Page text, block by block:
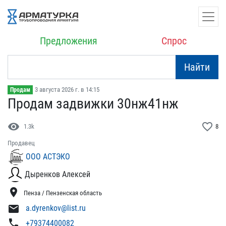
Предложения Спрос
Найти
Продам 3 августа 2026 г. в 14:15
Продам задвижки 30нж41нж
visibility 1.3k favorite_border 8
Продавец
ООО АСТЭКО
Дыренков Алексей
location_on Пенза / Пензенская область
mail a.dyrenkov@list.ru
phone +79374400082